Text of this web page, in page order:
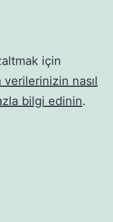
için
verilerinizin nasıl
bilgi edinin.